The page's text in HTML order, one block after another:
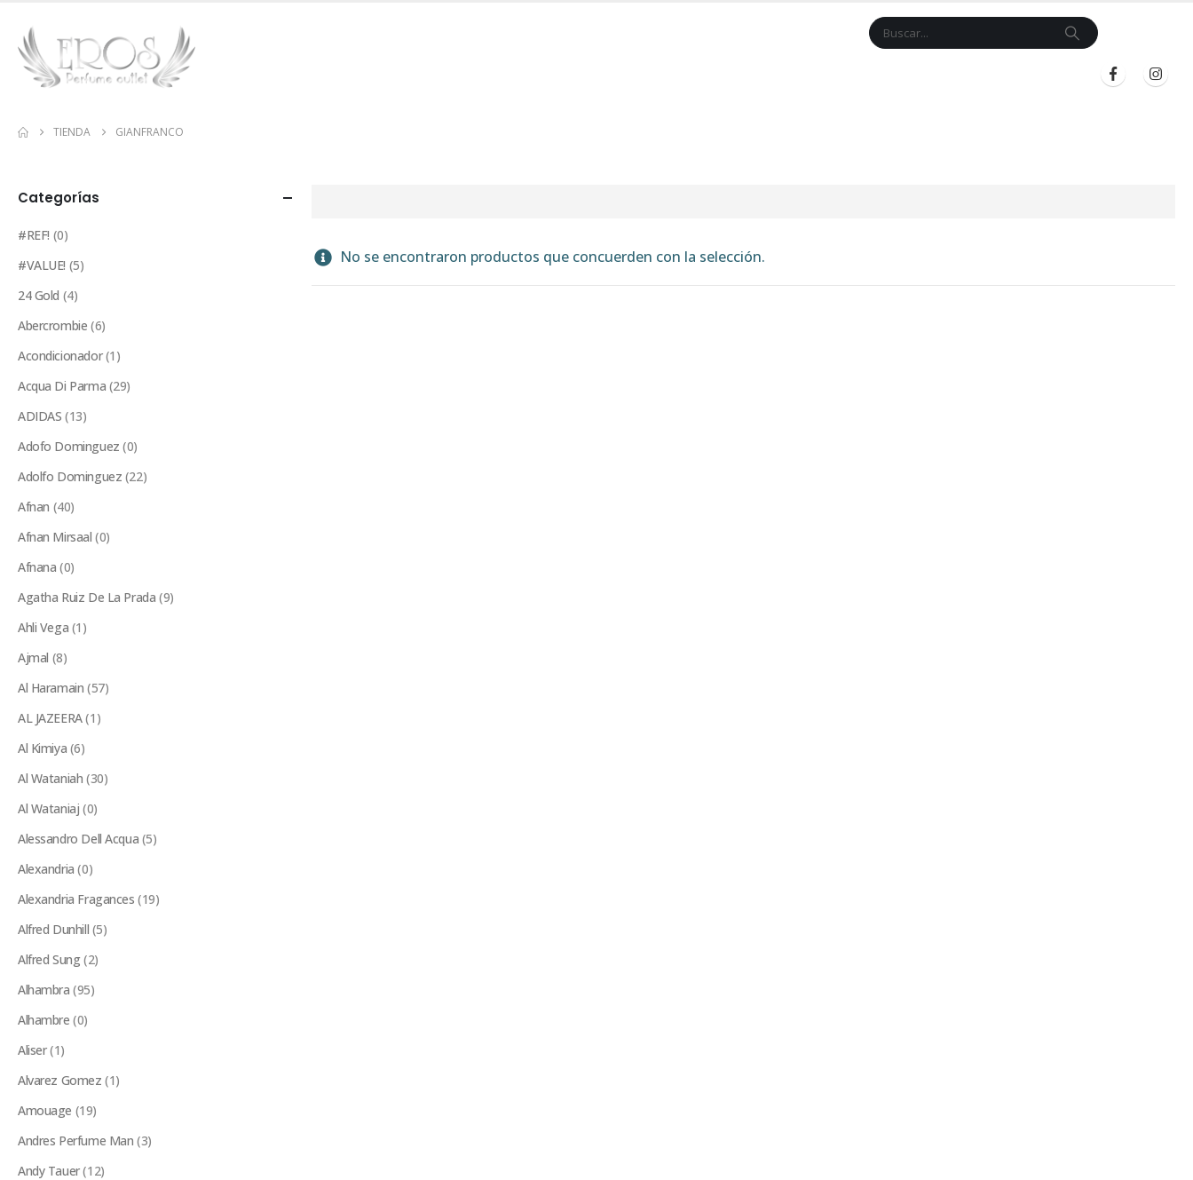
TIENDA GIANFRANCO
No se encontraron productos que concuerden con la selección.
Categorías
#REF! (0)
#VALUE! (5)
24 Gold (4)
Abercrombie (6)
Acondicionador (1)
Acqua Di Parma (29)
ADIDAS (13)
Adofo Dominguez (0)
Adolfo Dominguez (22)
Afnan (40)
Afnan Mirsaal (0)
Afnana (0)
Agatha Ruiz De La Prada (9)
Ahli Vega (1)
Ajmal (8)
Al Haramain (57)
AL JAZEERA(1)
Al Kimiya (6)
Al Wataniah (30)
Al Wataniaj (0)
Alessandro Dell Acqua (5)
Alexandria (0)
Alexandria Fragances (19)
Alfred Dunhill (5)
Alfred Sung(2)
Alhambra (95)
Alhambre (0)
Aliser(1)
Alvarez Gomez (1)
Amouage (19)
Andres Perfume Man (3)
Andy Tauer(12)